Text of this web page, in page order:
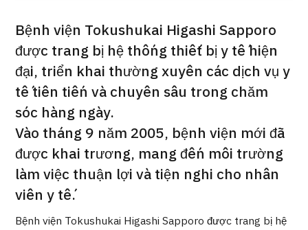
TOP
Giới thiệu
Bệnh nhân QT
Về Japan Medical
Quy trình khám chữa bệnh
Bệnh viện Tokushukai Higashi Sapporo
được trang bị hệ thống thiết bị y tế hiện
đại, triển khai thường xuyên các dịch vụ y
tế tiên tiến và chuyên sâu trong chăm
sóc hàng ngày.
Vào tháng 9 năm 2005, bệnh viện mới đã
được khai trương, mang đến môi trường
làm việc thuận lợi và tiện nghi cho nhân
viên y tế.
Bệnh viện Tokushukai Higashi Sapporo được trang bị hệ